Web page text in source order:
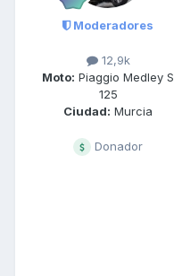
Moderadores
12,9k
Moto: Piaggio Medley S
125
Ciudad: Murcia
Donador